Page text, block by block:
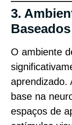
3.
O ambiente
aprendizado.
base na
espaços de